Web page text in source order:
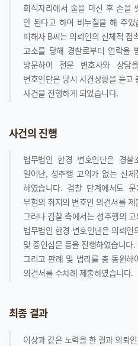
회식자리에서 술을 마신 후 손을
안 된다고 하며 비누칠을 해 주
피해자 B씨는 의뢰인의 신체적 접
고소를 당해 경찰로부터 연락을
방문하여 전문 변호사와 상담
변호인단은 당시 사건상황을 듣고
사건을 진행하게 되었습니다.
사건의 진행
법무법인 한경 변호인단은 경
일어난, 성추행 고의가 없는 신
하였습니다. 검찰 단계에서도
무혐의 취지의 변호인 의견서를 제
그러나 검찰 측에서는 성추행의
법무법인 한경 변호인단은 의뢰
및 증인심문 등을 진행하였습니다.
그리고 판례 및 법리를 총 동원하
의견서를 수차례 제출하였습니다.
최종 결과
이상과 같은 노력을 한 결과 의뢰